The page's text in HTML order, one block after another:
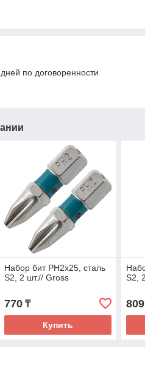
по договоренности
Набор бит PH2х25, сталь
S2, 2 шт.// Gross
770₸
Купить
S2,
809